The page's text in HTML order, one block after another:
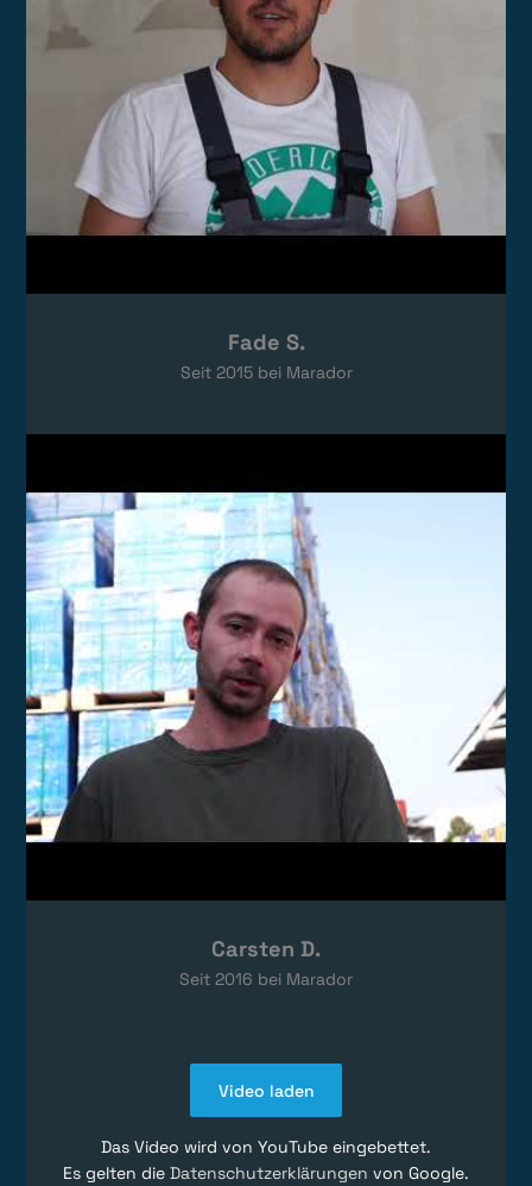
Das Video wird von YouTube eingebettet.
Es gelten die
Datenschutzerklärungen
Fade S.
Seit 2015bei Marador
Video laden
Das Video wird von YouTube eingebettet.
Es gelten die Datenschutzerklärungen von Google.
Carsten D.
Seit 2016 bei Marador